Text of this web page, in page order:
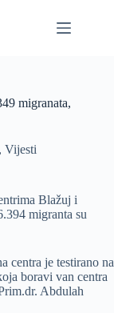
migranata,
, Vijesti
Blažuj i
migranta su
centra je testirano na
boravi van centra
Abdulah